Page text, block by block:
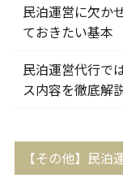
民泊運営に欠か
ておきたい基本
民泊運営代行で
ス内容を徹底解
【その他】民泊